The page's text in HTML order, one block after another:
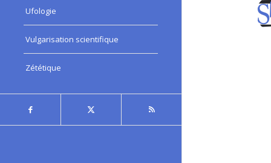
Ufologie
Vulgarisation scientifique
Zététique
: